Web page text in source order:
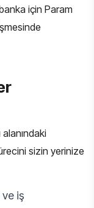
için Param
alanındaki
sizin yerinize
iş